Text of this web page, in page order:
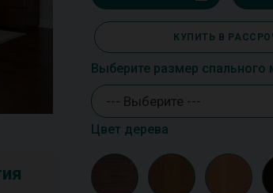
КУПИТЬ В
Выберите размер спального
--- Выберите ---
Цвет дерева